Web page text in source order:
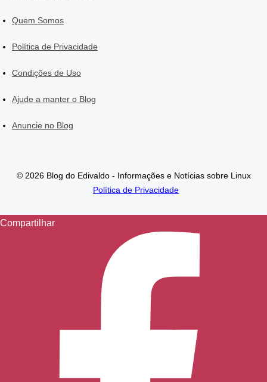
Quem Somos
Política de Privacidade
Condições de Uso
Ajude a manter o Blog
Anuncie no Blog
© 2026 Blog do Edivaldo - Informações e Notícias sobre Linux
Política de Privacidade
Compartilhar